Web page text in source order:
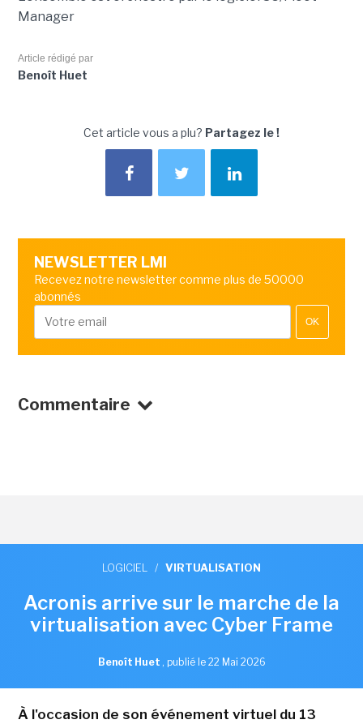
Manager
Article rédigé par
Benoît Huet
Cet article vous a plu? Partagez le !
NEWSLETTER LMI
Recevez notre newsletter comme plus de 50000
abonnés
OK
Commentaire
LOGICIEL / VIRTUALISATION
Acronis arrive sur le marche de la
virtualisation avec Cyber Frame
Benoît Huet , publié le 22 Mai 2026
À l'occasion de son événement virtuel du 13